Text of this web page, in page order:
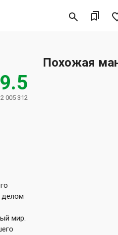
9.5
005 312
делом
мир.
Похожая